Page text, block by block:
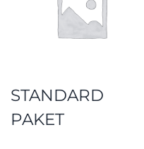
STANDARD
PAKET